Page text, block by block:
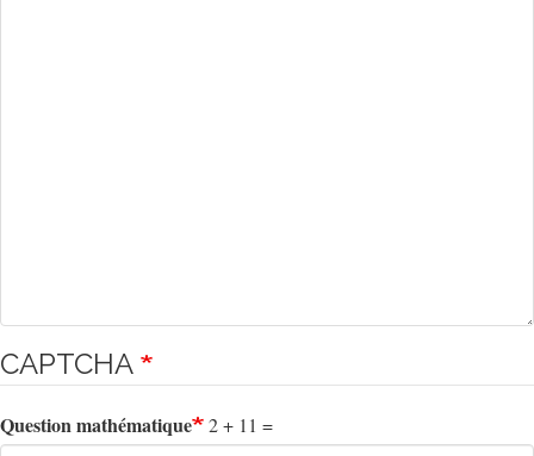
CAPTCHA
Question mathématique 2 + 11 =